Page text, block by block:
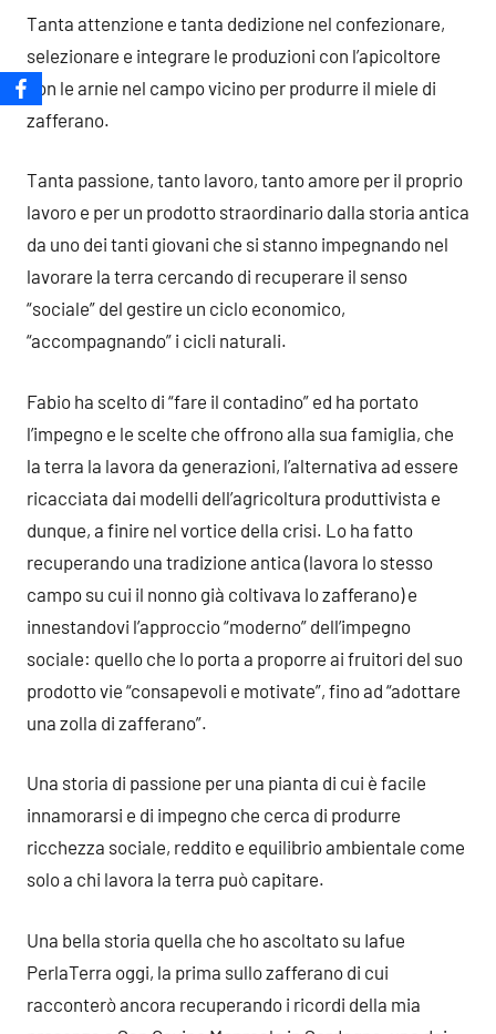
Tanta attenzione e tanta dedizione nel confezionare,
selezionare e integrare le produzioni con l’apicoltore
con le arnie nel campo vicino per produrre il miele di
zafferano.
Tanta passione, tanto lavoro, tanto amore per il proprio
lavoro e per un prodotto straordinario dalla storia antica
da uno dei tanti giovani che si stanno impegnando nel
lavorare la terra cercando di recuperare il senso
“sociale” del gestire un ciclo economico,
“accompagnando” i cicli naturali.
Fabio ha scelto di “fare il contadino” ed ha portato
l’impegno e le scelte che offrono alla sua famiglia, che
la terra la lavora da generazioni, l’alternativa ad essere
ricacciata dai modelli dell’agricoltura produttivista e
dunque, a finire nel vortice della crisi. Lo ha fatto
recuperando una tradizione antica (lavora lo stesso
campo su cui il nonno già coltivava lo zafferano) e
innestandovi l’approccio “moderno” dell’impegno
sociale: quello che lo porta a proporre ai fruitori del suo
prodotto vie “consapevoli e motivate”, fino ad “adottare
una zolla di zafferano”.
Una storia di passione per una pianta di cui è facile
innamorarsi e di impegno che cerca di produrre
ricchezza sociale, reddito e equilibrio ambientale come
solo a chi lavora la terra può capitare.
Una bella storia quella che ho ascoltato su Iafue
PerlaTerra oggi, la prima sullo zafferano di cui
racconterò ancora recuperando i ricordi della mia